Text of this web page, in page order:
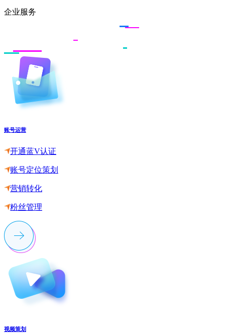
企业服务
账号运营
开通蓝V认证
账号定位策划
营销转化
粉丝管理
视频策划